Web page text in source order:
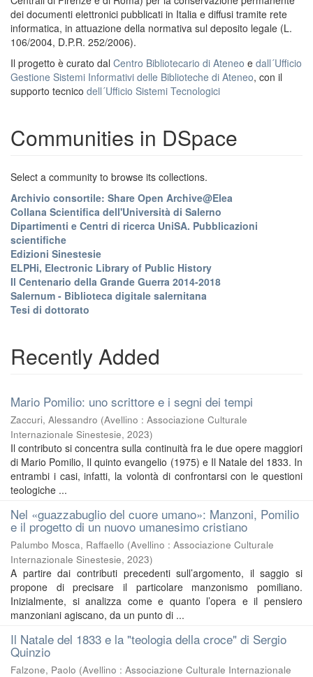
dei documenti elettronici pubblicati in Italia e diffusi tramite rete
informatica, in attuazione della normativa sul deposito legale (L.
106/2004, D.P.R. 252/2006).
Il progetto è curato dal Centro Bibliotecario di Ateneo e dall´Ufficio
Gestione Sistemi Informativi delle Biblioteche di Ateneo, con il
supporto tecnico dell´Ufficio Sistemi Tecnologici
Communities in DSpace
Select a community to browse its collections.
Archivio consortile: Share Open Archive@Elea
Collana Scientifica dell'Università di Salerno
Dipartimenti e Centri di ricerca UniSA. Pubblicazioni
scientifiche
Edizioni Sinestesie
ELPHi, Electronic Library of Public History
Il Centenario della Grande Guerra 2014-2018
Salernum - Biblioteca digitale salernitana
Tesi di dottorato
Recently Added
Mario Pomilio: uno scrittore e i segni dei tempi
Zaccuri, Alessandro (Avellino : Associazione Culturale
Internazionale Sinestesie, 2023)
Il contributo si concentra sulla continuità fra le due opere maggiori
di Mario Pomilio, Il quinto evangelio (1975) e Il Natale del 1833. In
entrambi i casi, infatti, la volontà di confrontarsi con le questioni
teologiche ...
Nel «guazzabuglio del cuore umano»: Manzoni, Pomilio
e il progetto di un nuovo umanesimo cristiano
Palumbo Mosca, Raffaello (Avellino : Associazione Culturale
Internazionale Sinestesie, 2023)
A partire dai contributi precedenti sull’argomento, il saggio si
propone di precisare il particolare manzonismo pomiliano.
Inizialmente, si analizza come e quanto l’opera e il pensiero
manzoniani agiscano, da un punto di ...
Il Natale del 1833 e la "teologia della croce" di Sergio
Quinzio
Falzone, Paolo (Avellino : Associazione Culturale Internazionale